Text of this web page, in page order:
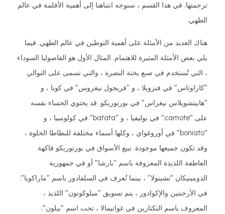
ترجمتها. في هذا القسم ، سنوجه انتباهنا إلى أهمية الأقلمة في عالم
الطهي.
هناك العديد من الأمثلة على أهمية التوطين في عالم الطهي. فيما
يلي بعض الأمثلة المثيرة للاهتمام. المثال الأول هو الفاصوليا السوداء
، التي تُستخدم في صنع يخنة النضرة ، والتي تسمى على التوالي
"كاراوتاس" في فنزويلا ، و "فريجول نيغروس" في كوبا ، و
"هابيتشويلاس نيغراس" في بورتوريكو. قد يحتوي الحساء نفسه
على "camote" في بوليفيا ، و "batata" في كولومبيا ، و
"boniato" في أوروغواي ، وكلها أسماء مختلفة للبطاطا الحلوة ،
وقد تكون جميعها موجودة. تبيع الأسواق في بورتوريكو فاكهة
العاطفة اللذيذة المعروفة باسم "بارشا" أو في جمهورية
الدومينيكان "تشينولا" ، بينما تُعرف في السلفادور باسم "ماراكويا".
في الأرجنتين والإكوادور ، يتم تسويق "ميلوكوتون" اللذيذ ،
المعروف باسم النكتارين في غواتيمالا ، تحت اسم "بيلون".